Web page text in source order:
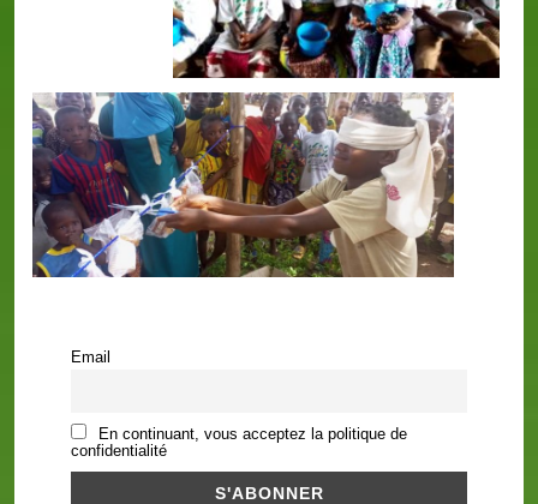
Email
En continuant, vous acceptez la politique de
confidentialité